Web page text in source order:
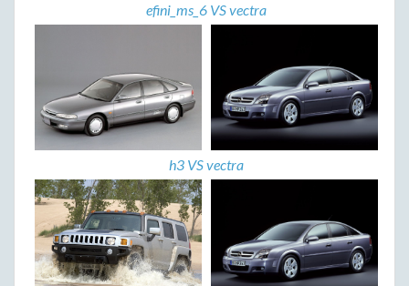
efini_ms_6 VS vectra
h3 VS vectra